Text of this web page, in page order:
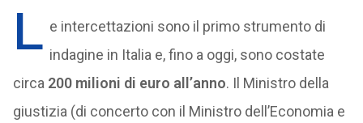
L e intercettazioni sono il primo strumento di
indagine in Italia e, fino a oggi, sono costate
circa 200 milioni di euro all’anno. Il Ministro della
giustizia (di concerto con il Ministro dell’Economia e